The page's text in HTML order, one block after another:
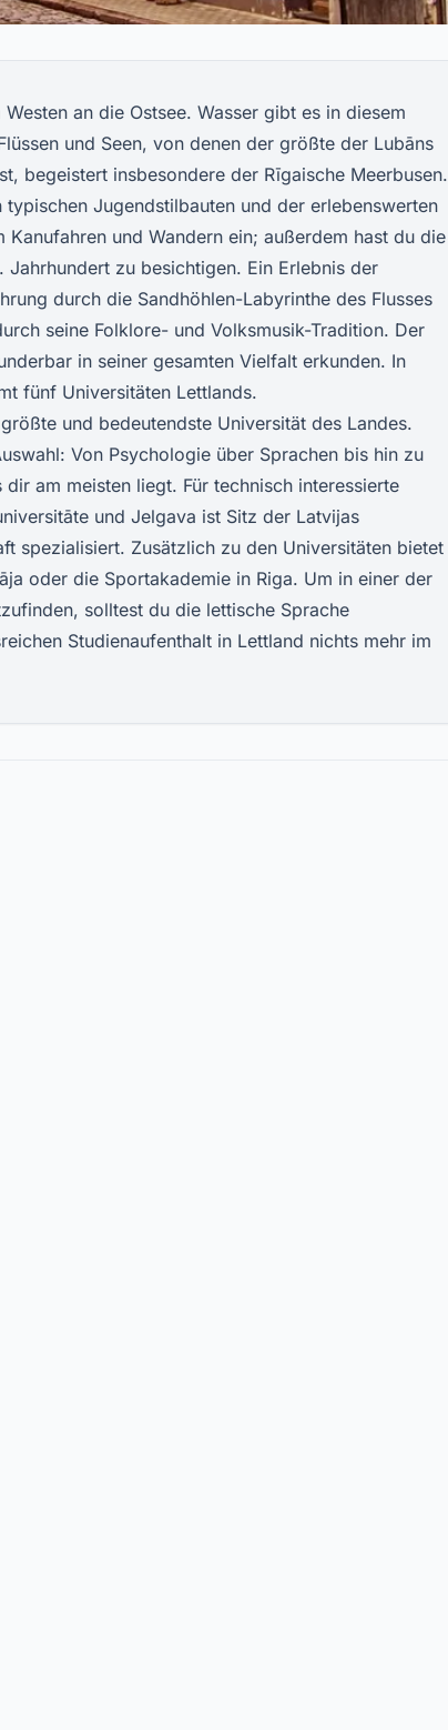
an die Ostsee. Wasser gibt es in diesem
und Seen, von denen der größte der Lubāns
begeistert insbesondere der Rīgaische Meerbusen.
Jugendstilbauten und der erlebenswerten
und Wandern ein; außerdem hast du die
zu besichtigen. Ein Erlebnis der
durch die Sandhöhlen-Labyrinthe des Flusses
seine Folklore- und Volksmusik-Tradition. Der
in seiner gesamten Vielfalt erkunden. In
fünf Universitäten Lettlands.
und bedeutendste Universität des Landes.
Von Psychologie über Sprachen bis hin zu
am meisten liegt. Für technisch interessierte
und Jelgava ist Sitz der Latvijas
spezialisiert. Zusätzlich zu den Universitäten bietet
oder die Sportakademie in Riga. Um in einer der
solltest du die lettische Sprache
Studienaufenthalt in Lettland nichts mehr im